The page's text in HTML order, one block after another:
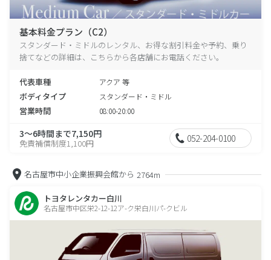
基本料金プラン（C2）
スタンダード・ミドルのレンタル、お得な割引料金や予約、乗り
捨てなどの詳細は、こちらから各店舗にお電話ください。
代表車種 アクア 等
ボディタイプ スタンダード・ミドル
営業時間 08:00-20:00
3～6時間まで7,150円
免責補償制度1,100円 052-204-0100
名古屋市中小企業振興会館から 2764m
トヨタレンタカー白川
名古屋市中区栄2-12-12ア-ク栄白川パ-クビル